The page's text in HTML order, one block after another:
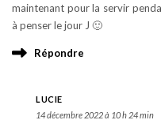
maintenant pour la servir
à penser le jour J 🙂
Répondre
LUCIE
14 décembre 2022 à 10 h 24 min